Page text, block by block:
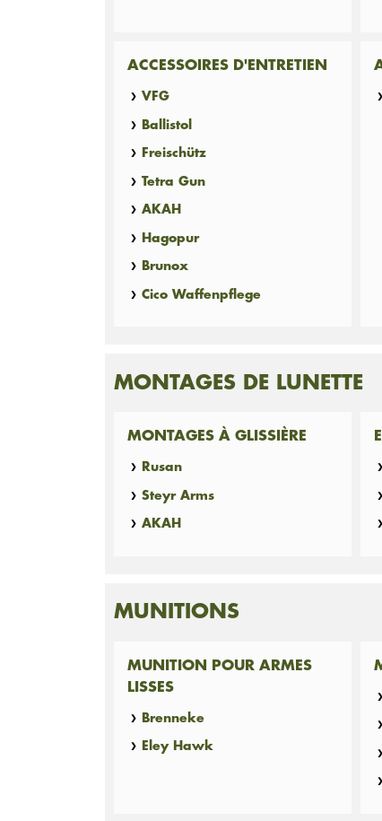
ACCESSOIRES D'ENTRETIEN
VFG
Ballistol
Freischütz
Tetra Gun
AKAH
Hagopur
Brunox
Cico Waffenpflege
MONTAGES DE LUNETTE
MONTAGES À GLISSIÈRE
Rusan
Steyr Arms
AKAH
MUNITIONS
MUNITION POUR ARMES
LISSES
Brenneke
Eley Hawk